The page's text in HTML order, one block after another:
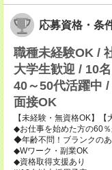
応募資格・条
職種未経験OK /
大学生歓迎 / 10
40～50代活躍中
面接OK
【未経験・無資格OK】【
◆お仕事を始めた方の60％
◆年齢不問！ブランクのあ
◆Wワーク・副業OK
◆資格取得支援あり